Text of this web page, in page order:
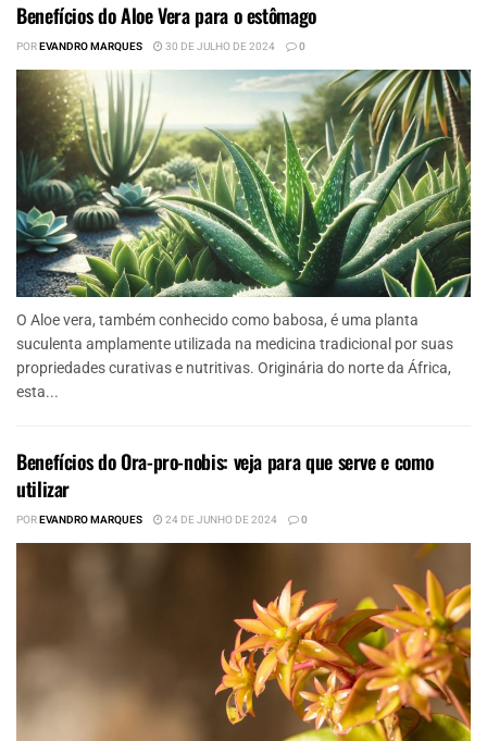
Benefícios do Aloe Vera para o estômago
POREVANDRO MARQUES 30 DE JULHO DE 2024 0
O Aloe vera, também conhecido como babosa, é uma planta
suculenta amplamente utilizada na medicina tradicional por suas
propriedades curativas e nutritivas. Originária do norte da África,
esta...
Benefícios do Ora-pro-nobis: veja para que serve e como
utilizar
POREVANDRO MARQUES 24 DE JUNHO DE 2024 0